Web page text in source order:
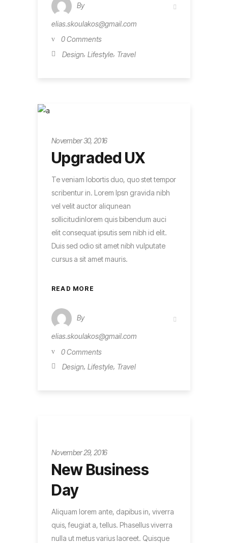
By
elias.skoulakos@gmail.com
0 Comments
Design, Lifestyle, Travel
November 30, 2016
Upgraded UX
Te veniam lobortis duo, quo stet tempor
scribentur in. Lorem Ipsn gravida nibh
vel velit auctor aliqunean
sollicitudinlorem quis bibendum auci
elit consequat ipsutis sem nibh id elit.
Duis sed odio sit amet nibh vulputate
cursus a sit amet mauris.
READ MORE
By
elias.skoulakos@gmail.com
0 Comments
Design, Lifestyle, Travel
November 29, 2016
New Business
Day
Aliquam lorem ante, dapibus in, viverra
quis, feugiat a, tellus. Phasellus viverra
nulla ut metus varius laoreet. Quisque